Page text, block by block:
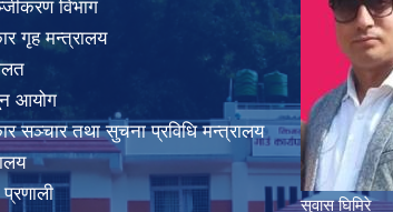
विभाग
गृह मन्त्रालय
आयोग
सञ्चार तथा सुचना प्रविधि मन्त्रालय
सुवास घिमिरे